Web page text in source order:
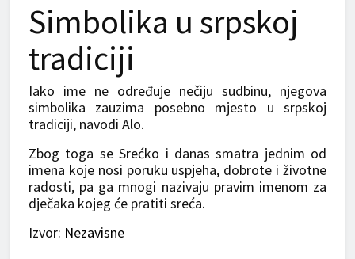
Simbolika u srpskoj
tradiciji
Iako ime ne određuje nečiju sudbinu, njegova
simbolika zauzima posebno mjesto u srpskoj
tradiciji, navodi Alo.
Zbog toga se Srećko i danas smatra jednim od
imena koje nosi poruku uspjeha, dobrote i životne
radosti, pa ga mnogi nazivaju pravim imenom za
dječaka kojeg će pratiti sreća.
Izvor: Nezavisne